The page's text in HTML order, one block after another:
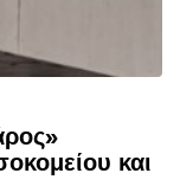
και